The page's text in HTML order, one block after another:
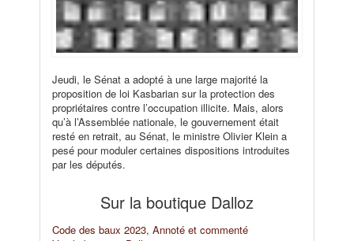
Jeudi, le Sénat a adopté à une large majorité la
proposition de loi Kasbarian sur la protection des
propriétaires contre l’occupation illicite. Mais, alors
qu’à l’Assemblée nationale, le gouvernement était
resté en retrait, au Sénat, le ministre Olivier Klein a
pesé pour moduler certaines dispositions introduites
par les députés.
Sur la boutique Dalloz
Code des baux 2023, Annoté et commenté